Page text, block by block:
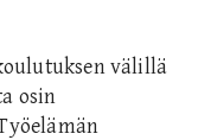
välillä
osin